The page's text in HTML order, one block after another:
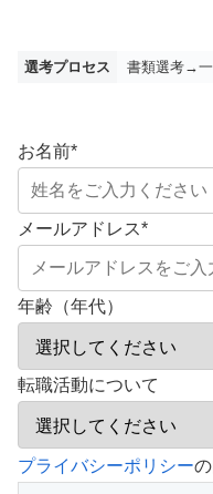
選考プロセス 書類選考→
お名前*
メールアドレス*
年齢（年代）
転職活動について
こ
プライバシーポリシー